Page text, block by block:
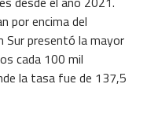
por encima del
Sur presentó la mayor
cada 100 mil
la tasa fue de 137,5